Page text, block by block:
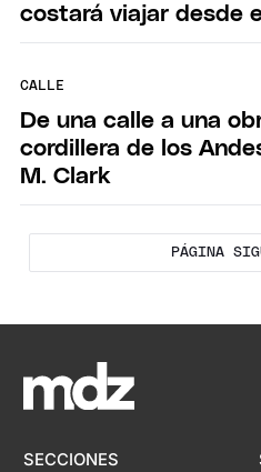
costará viajar desde
CALLE
De una calle a una
cordillera de los
M. Clark
PÁGINA
SECCIONES